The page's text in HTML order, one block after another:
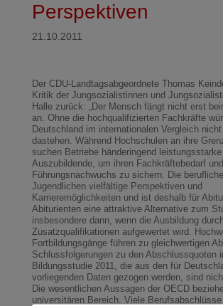
Perspektiven
21.10.2011
Der CDU-Landtagsabgeordnete Thomas
Kritik der Jungsozialistinnen und
Halle zurück: „Der Mensch fängt nicht erst
an. Ohne die hochqualifizierten Fachkräfte
Deutschland im internationalen Vergleich
dastehen. Während Hochschulen an ihre
suchen Betriebe händeringend leistungsstarke
Auszubildende, um ihren Fachkräftebedarf
Führungsnachwuchs zu sichern. Die
Jugendlichen vielfältige Perspektiven und
Karrieremöglichkeiten und ist deshalb für
Abiturienten eine attraktive Alternative zum
insbesondere dann, wenn die Ausbildung
Zusatzqualifikationen aufgewertet wird.
Fortbildungsgänge führen zu gleichwertigen
Schlussfolgerungen zu den Abschlussquoten
Bildungsstudie 2011, die aus den für
vorliegenden Daten gezogen werden, sind
Die wesentlichen Aussagen der OECD
universitären Bereich. Viele